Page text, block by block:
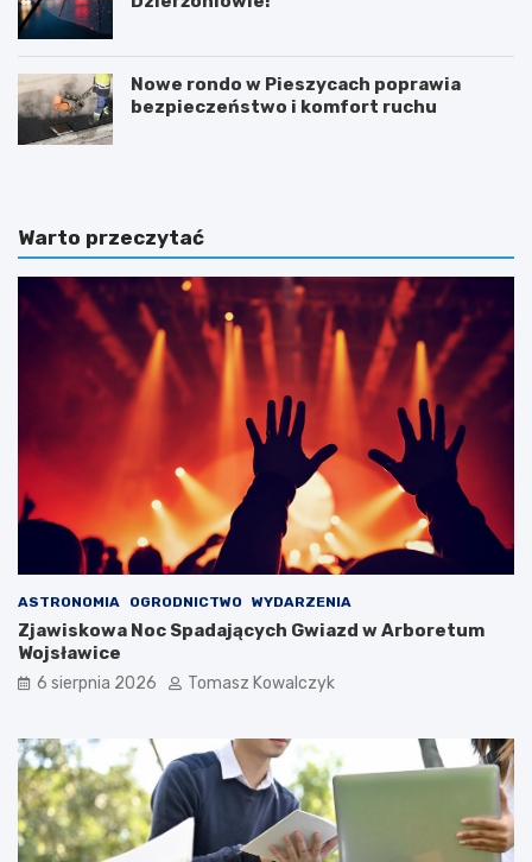
Nowe rondo w Pieszycach poprawia
bezpieczeństwo i komfort ruchu
Warto przeczytać
ASTRONOMIA OGRODNICTWO WYDARZENIA
Zjawiskowa Noc Spadających Gwiazd w Arboretum
Wojsławice
6 sierpnia 2026 Tomasz Kowalczyk